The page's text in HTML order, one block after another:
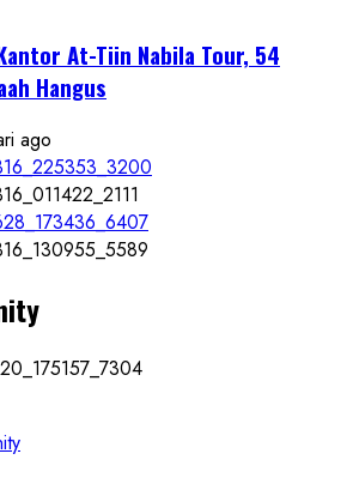
At-Tiin Nabila Tour, 54
Hangus
ago